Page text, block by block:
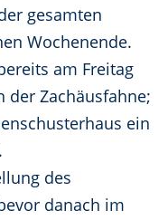
gesamten
Wochenende.
am Freitag
Zachäusfahne;
ein
des
danach im